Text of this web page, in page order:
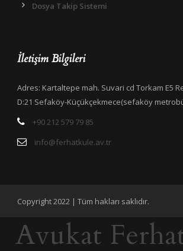
Dosya Takip Sistemi
İletişim Bilgileri
Adres: Kartaltepe mah. Suvari cd Torkam E5
D:21 Sefaköy-Küçükçekmece(sefaköy
+90 212 579 79 85
info@ferhatkule.av.tr
Copyright 2022 | Tüm hakları saklıdır.
Avukat